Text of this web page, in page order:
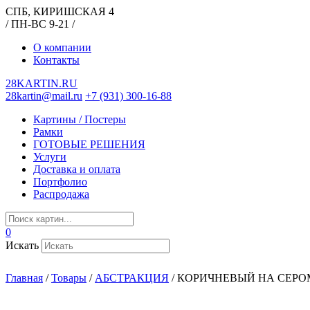
СПБ, КИРИШСКАЯ 4
/ ПН-ВС 9-21 /
О компании
Контакты
28KARTIN.RU
28kartin@mail.ru +7 (931) 300-16-88
Картины / Постеры
Рамки
ГОТОВЫЕ РЕШЕНИЯ
Услуги
Доставка и оплата
Портфолио
Распродажа
0
Искать
Главная /Товары / АБСТРАКЦИЯ /КОРИЧНЕВЫЙ НА